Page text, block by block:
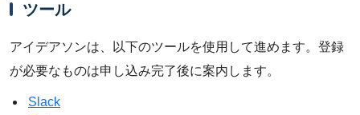
ツール
アイデアソンは、以下のツールを使用して進めます。登録
が必要なものは申し込み完了後に案内します。
Slack